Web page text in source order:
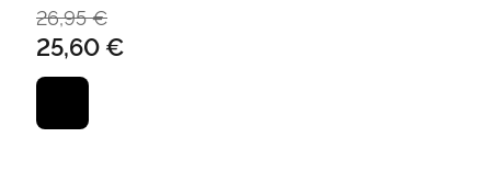
26,95 €
25,60 €